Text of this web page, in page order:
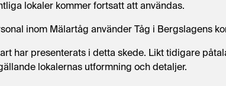
lokaler kommer fortsatt att användas.
inom Mälartåg använder Tåg i Bergslagens
har presenterats i detta skede. Likt tidigare
lokalernas utformning och detaljer.